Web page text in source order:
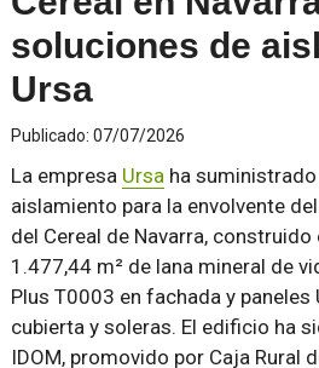
soluciones de
Ursa
Publicado: 07/07/2026
La empresa Ursaha
aislamiento para la envolvente
del Cereal de Navarra, construido
1.477,44 m² de lana mineral de
Plus T0003 en fachada y paneles
cubierta y soleras. El edificio ha
IDOM, promovido por Caja Rural